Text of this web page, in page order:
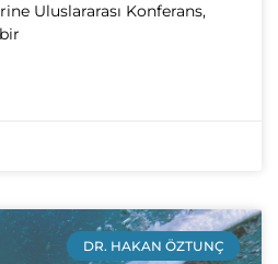
Uluslararası Konferans,
DR. HAKAN ÖZTUNÇ